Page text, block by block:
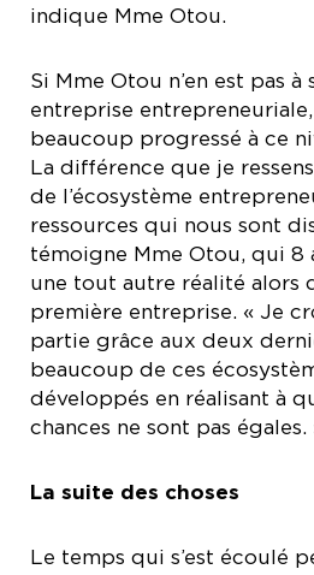
indique Mme Otou.
Si Mme Otou n’en est pas à
entreprise
beaucoup progressé à ce
La différence que je
de l’écosystème
ressources qui nous sont
témoigne Mme Otou, qui 8
une tout autre réalité alors
première entreprise. « Je
partie grâce aux deux
beaucoup de ces
développés en réalisant à
chances ne sont pas égales.
La suite des choses
Le temps qui s’est écoulé